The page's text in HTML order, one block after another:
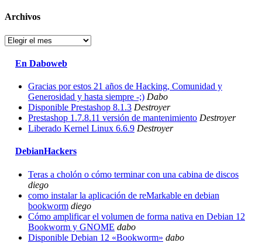
Archivos
Archivos
En Daboweb
Gracias por estos 21 años de Hacking, Comunidad y
Generosidad y hasta siempre -;) Dabo
Disponible Prestashop 8.1.3 Destroyer
Prestashop 1.7.8.11 versión de mantenimiento Destroyer
Liberado Kernel Linux 6.6.9 Destroyer
DebianHackers
Teras a cholón o cómo terminar con una cabina de discos
diego
como instalar la aplicación de reMarkable en debian
bookworm diego
Cómo amplificar el volumen de forma nativa en Debian 12
Bookworm y GNOME dabo
Disponible Debian 12 «Bookworm» dabo